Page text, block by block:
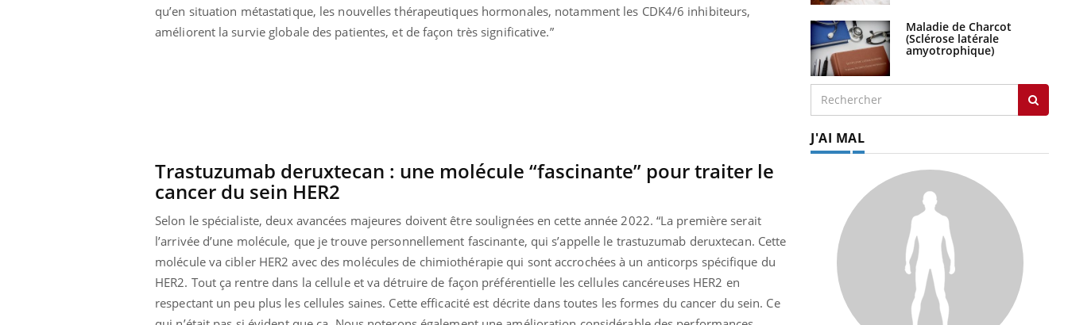
qu’en situation métastatique, les nouvelles thérapeutiques hormonales, notamment les CDK4/6 inhibiteurs,
améliorent la survie globale des patientes, et de façon très significative.”
Trastuzumab deruxtecan : une molécule “fascinante” pour traiter le
cancer du sein HER2
Selon le spécialiste, deux avancées majeures doivent être soulignées en cette année 2022. “La première serait
l’arrivée d’une molécule, que je trouve personnellement fascinante, qui s’appelle le trastuzumab deruxtecan. Cette
molécule va cibler HER2 avec des molécules de chimiothérapie qui sont accrochées à un anticorps spécifique du
HER2. Tout ça rentre dans la cellule et va détruire de façon préférentielle les cellules cancéreuses HER2 en
respectant un peu plus les cellules saines. Cette efficacité est décrite dans toutes les formes du cancer du sein. Ce
Maladie de Charcot
(Sclérose latérale
amyotrophique)
J'AI MAL